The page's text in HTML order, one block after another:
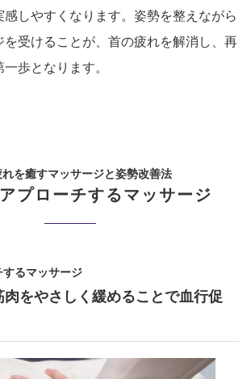
感しやすくなります。姿勢を整えながら
を受けることが、首の疲れを解消し、再
歩となります。
を癒すマッサージと姿勢改善法
プローチするマッサージ
るマッサージ
肉をやさしく緩めることで血行促